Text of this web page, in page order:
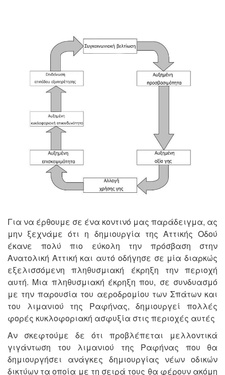
Για να έρθουμε σε ένα κοντινό μας παράδειγμα, ας
μην ξεχνάμε ότι η δημιουργία της Αττικής Οδού
έκανε πολύ πιο εύκολη την πρόσβαση στην
Ανατολική Αττική και αυτό οδήγησε σε μία διαρκώς
εξελισσόμενη πληθυσμιακή έκρηξη την περιοχή
αυτή. Μια πληθυσμιακή έκρηξη που, σε συνδυασμό
με την παρουσία του αεροδρομίου των Σπάτων και
του λιμανιού της Ραφήνας, δημιουργεί πολλές
φορές κυκλοφοριακή ασφυξία στις περιοχές αυτές
Αν σκεφτούμε δε ότι προβλέπεται μελλοντικά
γιγάντωση του λιμανιού της Ραφήνας που θα
δημιουργήσει ανάγκες δημιουργίας νέων οδικών
δικτύων τα οποία με τη σειρά τους θα φέρουν ακόμη